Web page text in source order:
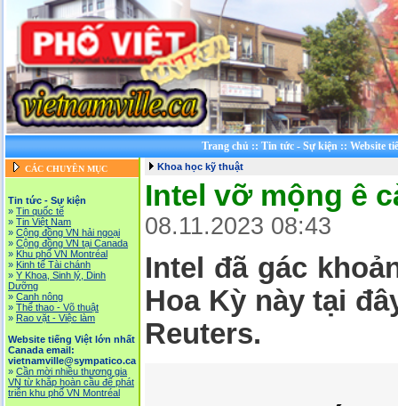
Trang chủ :: Tin tức - Sự kiện :: Website
CÁC CHUYÊN MỤC
Tin tức - Sự kiện
» Tin quốc tế
» Tin Việt Nam
» Cộng đồng VN hải ngoại
» Cộng đồng VN tại Canada
» Khu phố VN Montréal
» Kinh tế Tài chánh
» Y Khoa, Sinh lý, Dinh
Dưỡng
» Canh nông
» Thể thao - Võ thuật
» Rao vặt - Việc làm
Website tiếng Việt lớn nhất
Canada email:
vietnamville@sympatico.ca
» Cần mời nhiều thương gia
VN từ khắp hoàn cầu để phát
triễn khu phố VN Montréal
Khoa học kỹ thuật
Intel vỡ mộng ê
08.11.2023 08:43
Intel đã gác
Hoa Kỳ này tại
Reuters.